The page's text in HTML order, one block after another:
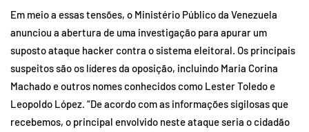
Em meio a essas tensões, o Ministério Público da Venezuela
anunciou a abertura de uma investigação para apurar um
suposto ataque hacker contra o sistema eleitoral. Os principais
suspeitos são os líderes da oposição, incluindo Maria Corina
Machado e outros nomes conhecidos como Lester Toledo e
Leopoldo López. “De acordo com as informações sigilosas que
recebemos, o principal envolvido neste ataque seria o cidadão